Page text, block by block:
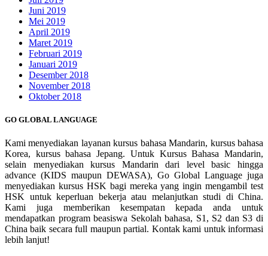
Juni 2019
Mei 2019
April 2019
Maret 2019
Februari 2019
Januari 2019
Desember 2018
November 2018
Oktober 2018
GO GLOBAL LANGUAGE
Kami menyediakan layanan kursus bahasa Mandarin, kursus bahasa
Korea, kursus bahasa Jepang. Untuk Kursus Bahasa Mandarin,
selain menyediakan kursus Mandarin dari level basic hingga
advance (KIDS maupun DEWASA), Go Global Language juga
menyediakan kursus HSK bagi mereka yang ingin mengambil test
HSK untuk keperluan bekerja atau melanjutkan studi di China.
Kami juga memberikan kesempatan kepada anda untuk
mendapatkan program beasiswa Sekolah bahasa, S1, S2 dan S3 di
China baik secara full maupun partial. Kontak kami untuk informasi
lebih lanjut!